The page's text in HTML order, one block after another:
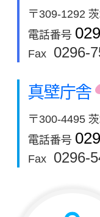
〒309-1292
電話番号
Fax
0296-
真壁庁舎
〒300-4495
電話番号
Fax
0296-